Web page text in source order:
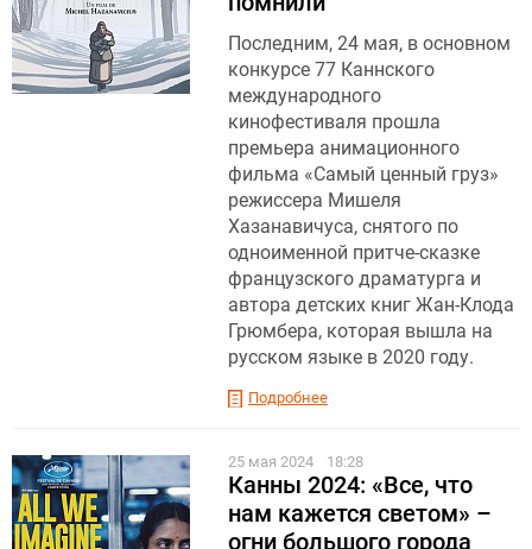
Последним, 24 мая, в основном
конкурсе 77 Каннского
международного
кинофестиваля прошла
премьера анимационного
фильма «Самый ценный груз»
режиссера Мишеля
Хазанавичуса, снятого по
одноименной притче-сказке
французского драматурга и
автора детских книг Жан-Клода
Грюмбера, которая вышла на
русском языке в 2020 году.
Подробнее
25 мая 2024 18:28
Канны 2024: «Все, что
нам кажется светом» –
огни большого города